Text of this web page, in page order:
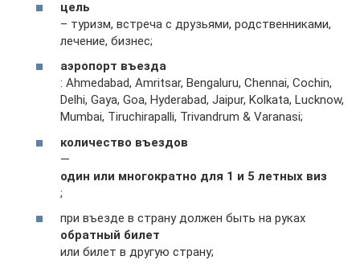
цель
– туризм, встреча с друзьями, родственниками,
лечение, бизнес;
аэропорт въезда
: Ahmedabad, Amritsar, Bengaluru, Chennai, Cochin,
Delhi, Gaya, Goa, Hyderabad, Jaipur, Kolkata, Lucknow,
Mumbai, Tiruchirapalli, Trivandrum & Varanasi;
количество въездов
—
один или многократно для 1 и 5 летных виз
;
при въезде в страну должен быть на руках
обратный билет
или билет в другую страну;